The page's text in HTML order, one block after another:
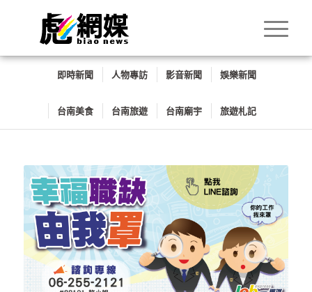
即時新聞 人物專訪 影音新聞 娛樂新聞
台南美食 台南旅遊 台南廟宇 旅遊札記